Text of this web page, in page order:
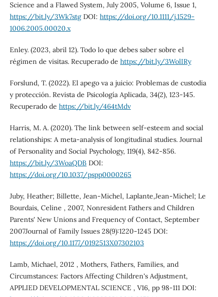
Science and a Flawed System, July 2005, Volume 6, Issue 1,
https://bit.ly/3Wk7stgDOI: https://doi.org/10.1111/j.1529-
1006.2005.00020.x
Enley. (2023, abril 12). Todo lo que debes saber sobre el
régimen de visitas. Recuperado de https://bit.ly/3WolIRy
Forslund, T. (2022). El apego va a juicio: Problemas de custodia
y protección. Revista de Psicología Aplicada, 34(2), 123-145.
Recuperado de https://bit.ly/464tMdv
Harris, M. A. (2020). The link between self-esteem and social
relationships: A meta-analysis of longitudinal studies. Journal
of Personality and Social Psychology, 119(4), 842-856.
https://bit.ly/3WoaQDBDOI:
https://doi.org/10.1037/pspp0000265
Juby, Heather; Billette, Jean-Michel, Laplante,Jean-Michel; Le
Bourdais, Celine , 2007, Nonresident Fathers and Children
Parents' New Unions and Frequency of Contact, September
2007Journal of Family Issues 28(9):1220-1245 DOI:
https://doi.org/10.1177/0192513X07302103
Lamb, Michael, 2012 , Mothers, Fathers, Families, and
Circumstances: Factors Affecting Children's Adjustment,
APPLIED DEVELOPMENTAL SCIENCE , V16, pp 98-111 DOI: